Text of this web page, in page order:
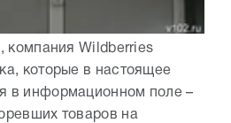
компания Wildberries
которые в настоящее
в информационном поле –
товаров на